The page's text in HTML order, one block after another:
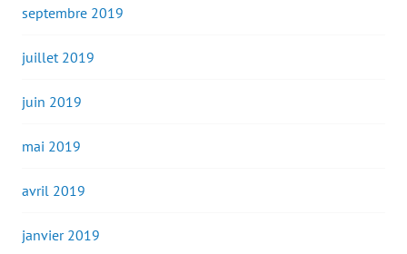
septembre 2019
juillet 2019
juin 2019
mai 2019
avril 2019
janvier 2019